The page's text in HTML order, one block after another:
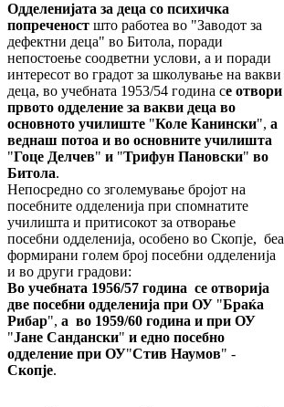
Одделенијата за деца со психичка
попреченост што работеа во "Заводот за
дефектни деца" во Битола, поради
непостоење соодветни услови, а и поради
интересот во градот за школување на вакви
деца, во учебната 1953/54 година се отвори
првото одделение за вакви деца во
основното училиште "Коле Канински", а
веднаш потоа и во основните училишта
"Гоце Делчев" и "Трифун Пановски" во
Битола.
Непосредно со зголемување бројот на
посебните одделенија при спомнатите
училишта и притисокот за отворање
посебни одделенија, особено во Скопје, беа
формирани голем број посебни одделенија
и во други градови:
Во учебната 1956/57 година се отворија
две посебни одделенија при ОУ "Браќа
Рибар", а во 1959/60 година и при ОУ
"Јане Сандански" и едно посебно
одделение при ОУ"Стив Наумов" -
Скопје.